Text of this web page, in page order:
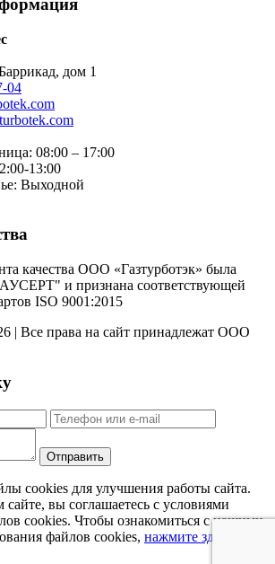
дом 1
04
08:00 – 17:00
13:00
Выходной
качества ООО «Газтурботэк» была
и признана соответствующей
ISO 9001:2015
| Все права на сайт принадлежат ООО
cookies для улучшения работы сайта.
вы соглашаетесь с условиями
cookies. Чтобы ознакомиться с нашими
файлов cookies, нажмите здесь